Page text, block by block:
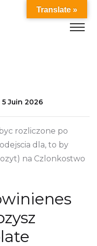
5 Juin 2026
rozliczone po
dla, to by
na Czlonkostwo
Translate »